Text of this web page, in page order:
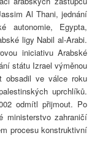
Al Thani, jednání
autonomie, Egypta,
ligy Nabil al-Arabi.
iniciativu Arabské
státu Izrael výměnou
obsadil ve válce roku
uprchlíků.
odmítl přijmout. Po
ministerstvo zahraničí
procesu konstruktivní